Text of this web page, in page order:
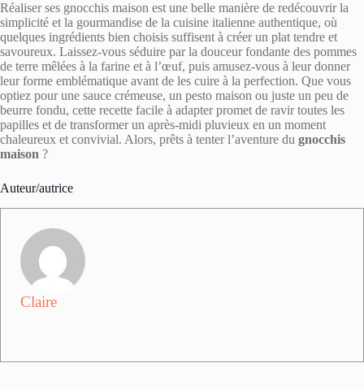
Réaliser ses gnocchis maison est une belle manière de redécouvrir la
simplicité et la gourmandise de la cuisine italienne authentique, où
quelques ingrédients bien choisis suffisent à créer un plat tendre et
savoureux. Laissez-vous séduire par la douceur fondante des pommes
de terre mêlées à la farine et à l’œuf, puis amusez-vous à leur donner
leur forme emblématique avant de les cuire à la perfection. Que vous
optiez pour une sauce crémeuse, un pesto maison ou juste un peu de
beurre fondu, cette recette facile à adapter promet de ravir toutes les
papilles et de transformer un après-midi pluvieux en un moment
chaleureux et convivial. Alors, prêts à tenter l’aventure du gnocchis
maison ?
Auteur/autrice
Claire